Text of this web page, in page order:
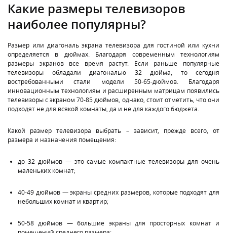
Какие размеры телевизоров
наиболее популярны?
Размер или диагональ экрана телевизора для гостиной или кухни
определяется в дюймах. Благодаря современным технологиям
размеры экранов все время растут. Если раньше популярные
телевизоры обладали диагональю 32 дюйма, то сегодня
востребованными стали модели 50-65-дюймов. Благодаря
инновационным технологиям и расширенным матрицам появились
телевизоры с экраном 70-85 дюймов, однако, стоит отметить, что они
подходят не для всякой комнаты, да и не для каждого бюджета.
Какой размер телевизора выбрать – зависит, прежде всего, от
размера и назначения помещения:
до 32 дюймов — это самые компактные телевизоры для очень
маленьких комнат;
40-49 дюймов — экраны средних размеров, которые подходят для
небольших комнат и квартир;
50-58 дюймов — большие экраны для просторных комнат и